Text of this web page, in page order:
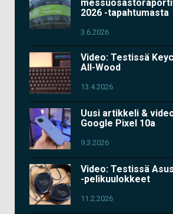
2026 -tapahtumasta
3.6.2026
Video: Testissä
All-Wood
13.4.2026
Uusi artikkeli &
Google Pixel 10a
9.3.2026
Video: Testissä
-pelikuulokkeet
11.2.2026